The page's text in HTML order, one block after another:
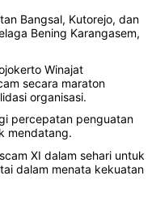
Bangsal, Kutorejo, dan
Bening Karangasem,
Winajat
secara maraton
organisasi.
percepatan penguatan
mendatang.
XI dalam sehari untuk
dalam menata kekuatan